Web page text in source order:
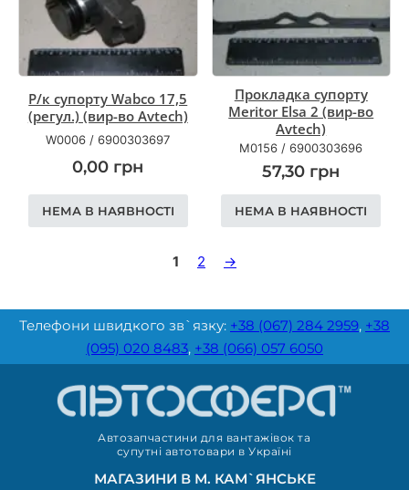
Р/к супорту Wabco 17,5
(регул.) (вир-во Avtech)
W0006 /6900303697
0,00 грн
НЕМА В НАЯВНОСТІ
Прокладка супорту
Meritor Elsa 2 (вир-во
Avtech)
M0156 /6900303696
57,30 грн
НЕМА В НАЯВНОСТІ
1 2 →
Телефони швидкого зв`язку: +38 (067) 284 2959, +38
(095) 020 8483, +38 (066) 057 6050
Автозапчастини для вантажівок та
супутні автотовари в Україні
МАГАЗИНИ В М. КАМ`ЯНСЬКЕ